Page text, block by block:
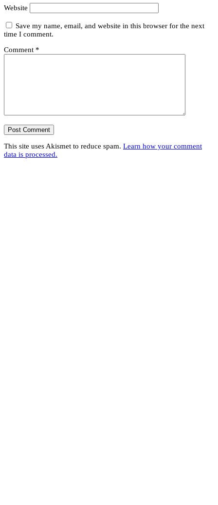
Website
Save my name, email, and website in this browser for the next
time I comment.
Comment *
This site uses Akismet to reduce spam. Learn how your comment
data is processed.